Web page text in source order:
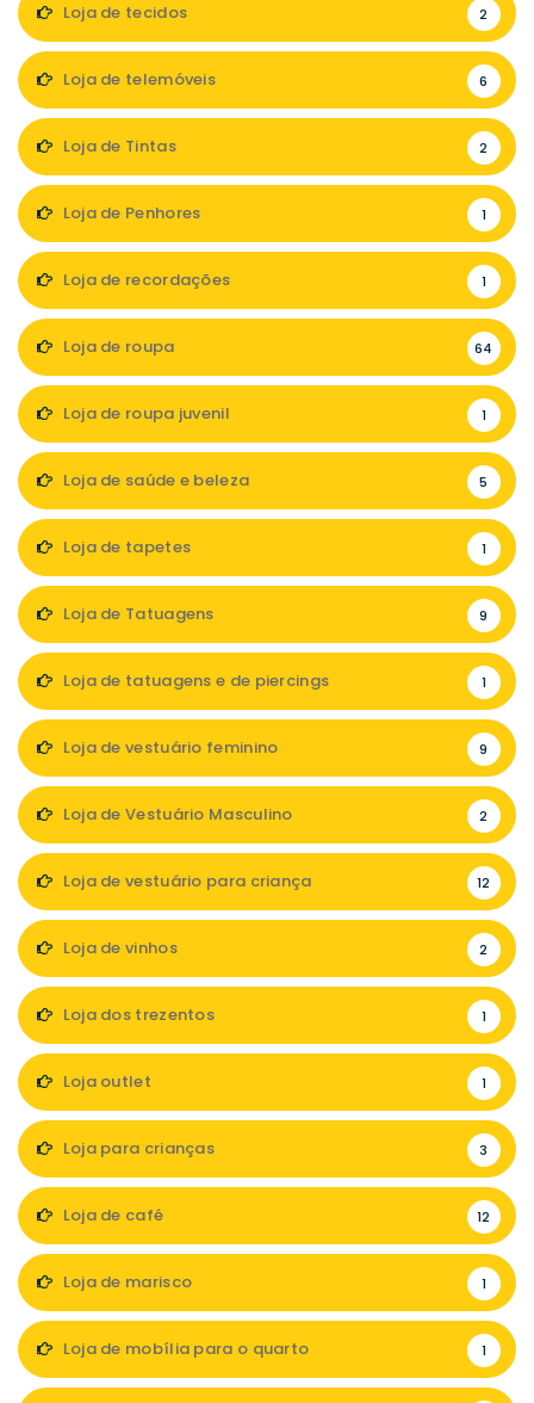
Loja de tecidos 2
Loja de telemóveis 6
Loja de Tintas 2
Loja de Penhores 1
Loja de recordações 1
Loja de roupa 64
Loja de roupa juvenil 1
Loja de saúde e beleza 5
Loja de tapetes 1
Loja de Tatuagens 9
Loja de tatuagens e de piercings 1
Loja de vestuário feminino 9
Loja de Vestuário Masculino 2
Loja de vestuário para criança 12
Loja de vinhos 2
Loja dos trezentos 1
Loja outlet 1
Loja para crianças 3
Loja de café 12
Loja de marisco 1
Loja de mobília para o quarto 1